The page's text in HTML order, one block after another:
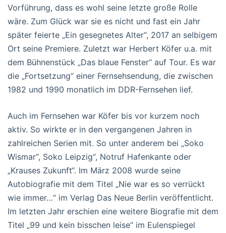
Vorführung, dass es wohl seine letzte große Rolle
wäre. Zum Glück war sie es nicht und fast ein Jahr
später feierte „Ein gesegnetes Alter“, 2017 an selbigem
Ort seine Premiere. Zuletzt war Herbert Köfer u.a. mit
dem Bühnenstück „Das blaue Fenster“ auf Tour. Es war
die „Fortsetzung“ einer Fernsehsendung, die zwischen
1982 und 1990 monatlich im DDR-Fernsehen lief.
Auch im Fernsehen war Köfer bis vor kurzem noch
aktiv. So wirkte er in den vergangenen Jahren in
zahlreichen Serien mit. So unter anderem bei „Soko
Wismar“, Soko Leipzig“, Notruf Hafenkante oder
„Krauses Zukunft“. Im März 2008 wurde seine
Autobiografie mit dem Titel „Nie war es so verrückt
wie immer…“ im Verlag Das Neue Berlin veröffentlicht.
Im letzten Jahr erschien eine weitere Biografie mit dem
Titel „99 und kein bisschen leise“ im Eulenspiegel